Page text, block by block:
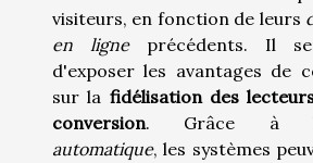
visiteurs, en fonction de leurs
en ligneprécédents. Il
d'exposer les avantages de
sur la fidélisation des
conversion. Grâce à
automatique, les systèmes